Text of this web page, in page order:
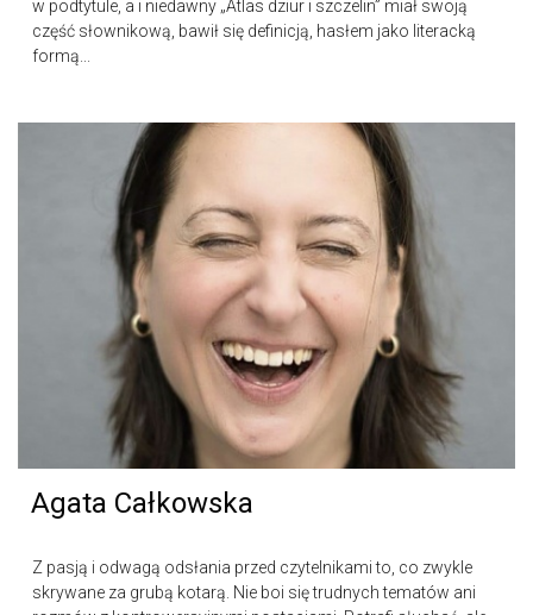
w podtytule, a i niedawny „Atlas dziur i szczelin” miał swoją
część słownikową, bawił się definicją, hasłem jako literacką
formą...
Agata Całkowska
Z pasją i odwagą odsłania przed czytelnikami to, co zwykle
skrywane za grubą kotarą. Nie boi się trudnych tematów ani